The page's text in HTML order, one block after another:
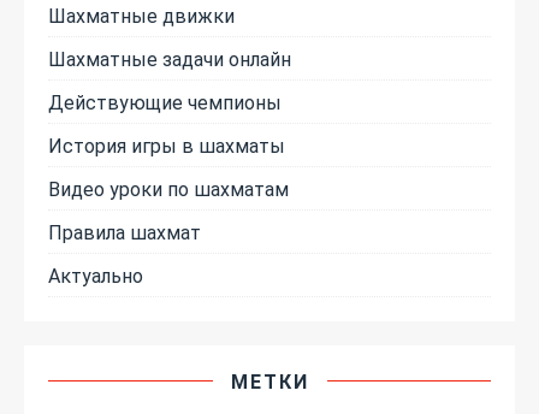
Шахматные движки
Шахматные задачи онлайн
Действующие чемпионы
История игры в шахматы
Видео уроки по шахматам
Правила шахмат
Актуально
МЕТКИ